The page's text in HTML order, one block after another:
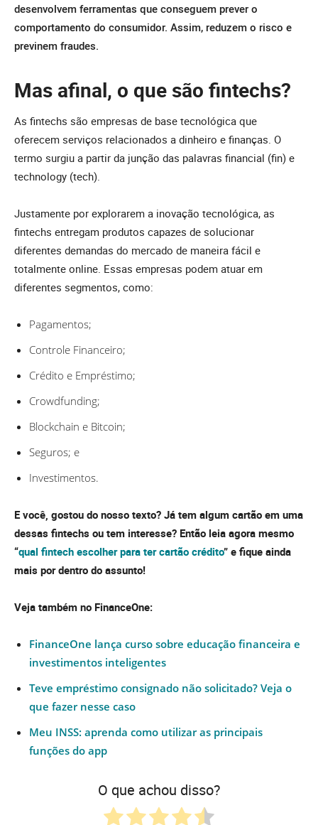
desenvolvem ferramentas que conseguem prever o
comportamento do consumidor. Assim, reduzem o risco e
previnem fraudes.
Mas afinal, o que são fintechs?
As fintechs são empresas de base tecnológica que
oferecem serviços relacionados a dinheiro e finanças. O
termo surgiu a partir da junção das palavras financial (fin) e
technology (tech).
Justamente por explorarem a inovação tecnológica, as
fintechs entregam produtos capazes de solucionar
diferentes demandas do mercado de maneira fácil e
totalmente online. Essas empresas podem atuar em
diferentes segmentos, como:
Pagamentos;
Controle Financeiro;
Crédito e Empréstimo;
Crowdfunding;
Blockchain e Bitcoin;
Seguros; e
Investimentos.
E você, gostou do nosso texto? Já tem algum cartão em uma
dessas fintechs ou tem interesse? Então leia agora mesmo
“qual fintech escolher para ter cartão crédito” e fique ainda
mais por dentro do assunto!
Veja também no FinanceOne:
FinanceOne lança curso sobre educação financeira e
investimentos inteligentes
Teve empréstimo consignado não solicitado? Veja o
que fazer nesse caso
Meu INSS: aprenda como utilizar as principais
funções do app
O que achou disso?